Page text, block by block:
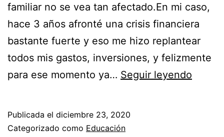
familiar no se vea tan afectado.En mi caso,
hace 3 años afronté una crisis financiera
bastante fuerte y eso me hizo replantear
todos mis gastos, inversiones, y felizmente
para ese momento ya… Seguir leyendo
Publicada el diciembre 23, 2020
Categorizado como Educación